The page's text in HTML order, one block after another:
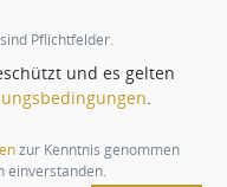
Pflichtfelder.
und es gelten
zur Kenntnis genommen
einverstanden.